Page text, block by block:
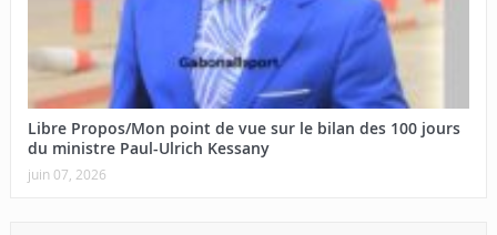
Libre Propos/Mon point de vue sur le bilan des 100 jours
du ministre Paul-Ulrich Kessany
juin 07, 2026